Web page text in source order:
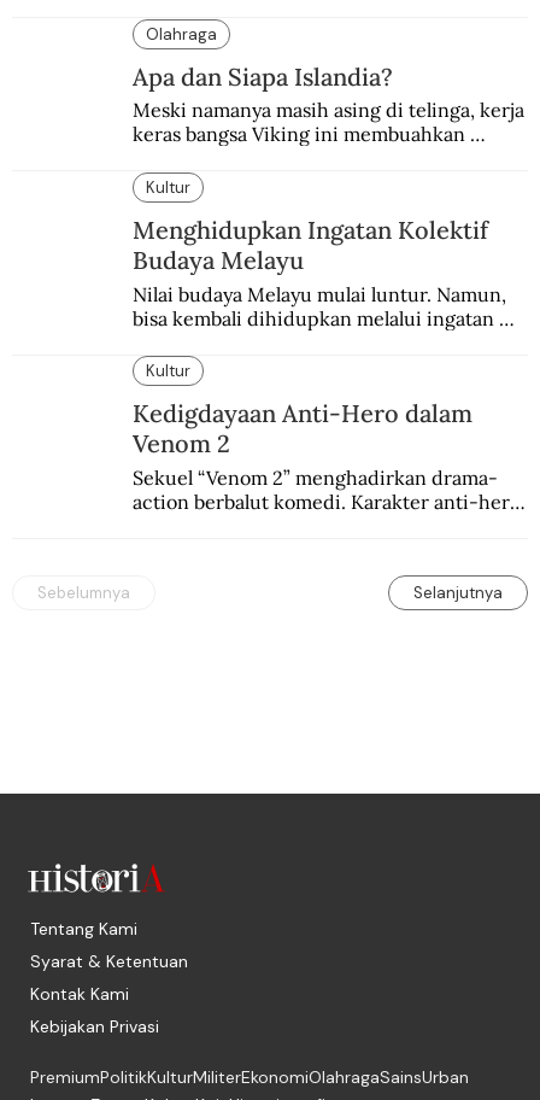
dipandang sebelah mata.
Olahraga
Apa dan Siapa Islandia?
Meski namanya masih asing di telinga, kerja
keras bangsa Viking ini membuahkan
Kultur
Menghidupkan Ingatan Kolektif
Budaya Melayu
Nilai budaya Melayu mulai luntur. Namun,
bisa kembali dihidupkan melalui ingatan
masyarakat Melayu.
Kultur
Kedigdayaan Anti-Hero dalam
Venom 2
Sekuel “Venom 2” menghadirkan drama-
action berbalut komedi. Karakter anti-hero
Sebelumnya Selanjutnya
Tentang Kami
Syarat & Ketentuan
Kontak Kami
Kebijakan Privasi
PremiumPolitikKulturMiliterEkonomiOlahragaSainsUrban